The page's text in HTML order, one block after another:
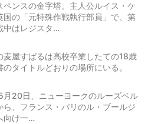
ペンスの金字塔。主人公ルイス・ケ
国の「元特殊作戦執行部員」で、第
中はレジスタ…
麦屋すばるは高校卒業したての18歳
のタイトルどおりの場所にいる。
月20日、ニューヨークのルーズベル
ら、フランス・パリのル・ブールジ
向け一…